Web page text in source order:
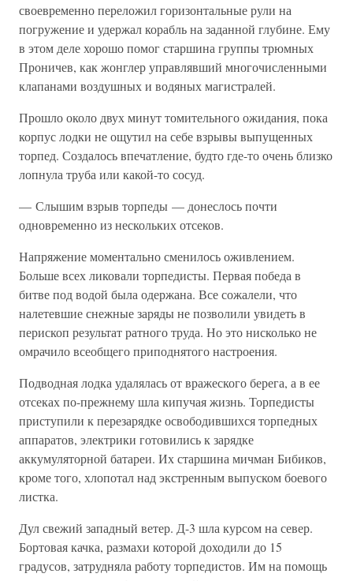
своевременно переложил горизонтальные рули на
погружение и удержал корабль на заданной глубине. Ему
в этом деле хорошо помог старшина группы трюмных
Проничев, как жонглер управлявший многочисленными
клапанами воздушных и водяных магистралей.
Прошло около двух минут томительного ожидания, пока
корпус лодки не ощутил на себе взрывы выпущенных
торпед. Создалось впечатление, будто где-то очень близко
лопнула труба или какой-то сосуд.
— Слышим взрыв торпеды — донеслось почти
одновременно из нескольких отсеков.
Напряжение моментально сменилось оживлением.
Больше всех ликовали торпедисты. Первая победа в
битве под водой была одержана. Все сожалели, что
налетевшие снежные заряды не позволили увидеть в
перископ результат ратного труда. Но это нисколько не
омрачило всеобщего приподнятого настроения.
Подводная лодка удалялась от вражеского берега, а в ее
отсеках по-прежнему шла кипучая жизнь. Торпедисты
приступили к перезарядке освободившихся торпедных
аппаратов, электрики готовились к зарядке
аккумуляторной батареи. Их старшина мичман Бибиков,
кроме того, хлопотал над экстренным выпуском боевого
листка.
Дул свежий западный ветер. Д-3 шла курсом на север.
Бортовая качка, размахи которой доходили до 15
градусов, затрудняла работу торпедистов. Им на помощь